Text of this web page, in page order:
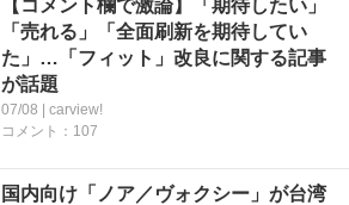
【コメント欄で激論】「期待したい」
「売れる」「全面刷新を期待してい
た」…「フィット」改良に関する記事
が話題
07/08 | carview!
コメント：107
国内向け「ノア／ヴォクシー」が台湾